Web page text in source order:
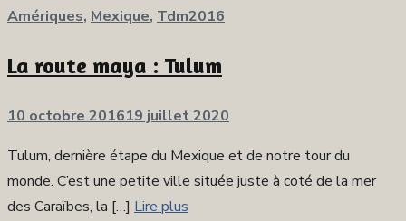
Amériques, Mexique, Tdm2016
La route maya : Tulum
Publié
10 octobre 201619 juillet 2020
Tulum, dernière étape du Mexique et de notre tour du
monde. C’est une petite ville située juste à coté de la mer
des Caraïbes, la […] Lire plus